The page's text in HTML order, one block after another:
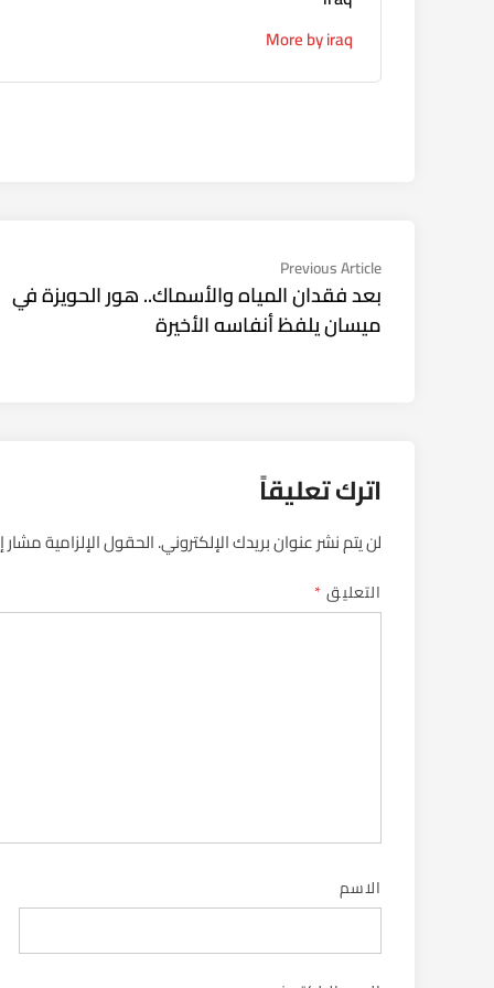
More by iraq
تصفّح
المقالات
Previous Article
article:
بعد فقدان المياه والأسماك.. هور الحويزة في
ميسان يلفظ أنفاسه الأخيرة
اترك تعليقاً
لن يتم نشر عنوان بريدك الإلكتروني.الحقول الإلزامية مشار
التعليق*
الاسم